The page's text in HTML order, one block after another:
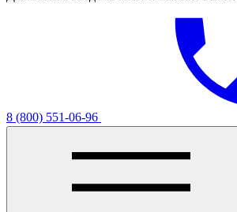
8 (800) 551-06-96